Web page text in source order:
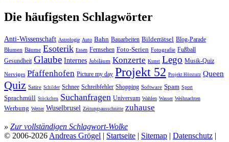
Die häufigsten Schlagwörter
Anti-Wissenschaft Astrologie Auto Bahn Bauarbeiten Bilderrätsel Blog-Parade
Blumen Bäume Esoterik Essen Fernsehen Foto-Serien Fotografie Fußball
Gesundheit Glaube Internes Jubiläum Konzerte Kunst Lego Musik-Quiz
Nerviges Pfaffenhofen Picture my day Projekt 52 Projekt Hörsturz Queen
Quiz Satire Schilder Schnee Schreibfehler Shopping Software Spam Sport
Sprachmüll Stöckchen Suchanfragen Universum Wahlen Wasser Weihnachten
Werbung Wetter Wuselbrusel Zeitungsausschnitte zuhause
» Zur vollständigen Schlagwort-Wolke
© 2006-2026 Andreas Grögel | Startseite | Sitemap | Datenschutz |